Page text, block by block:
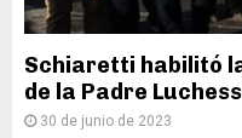
Schiaretti habilitó
de la Padre
30 de junio de 2023